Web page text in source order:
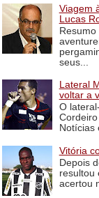
Viagem
Lucas
seus...
Lateral
voltar a
O
Notícias
Vitória
Depois
resultou
acertou